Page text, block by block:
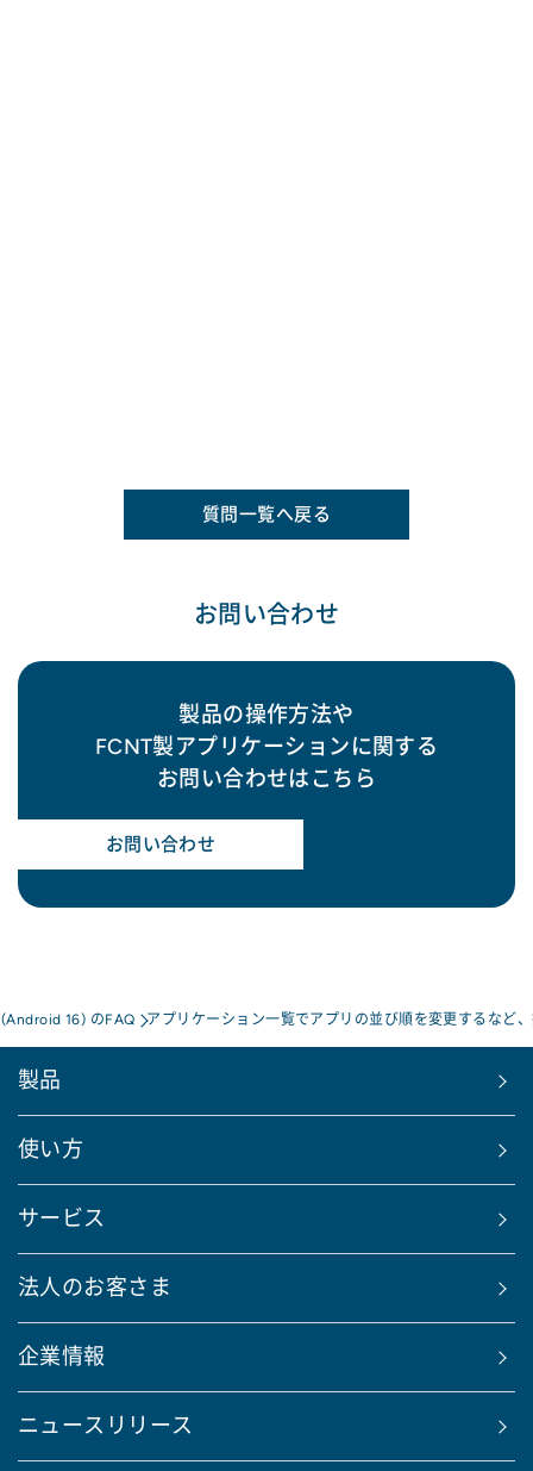
質問一覧へ戻る
お問い合わせ
製品の操作方法や
FCNT製アプリケーションに関する
お問い合わせはこちら
お問い合わせ
16) のFAQ アプリケーション一覧でアプリの並び順を変更するなど
製品
使い方
サービス
法人のお客さま
企業情報
ニュースリリース